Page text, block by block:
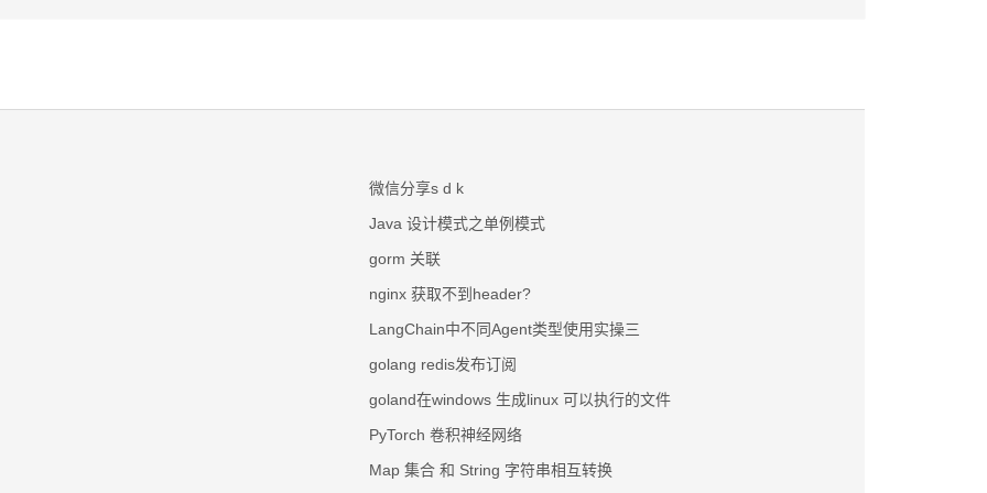
微信分享s d k
Java 设计模式之单例模式
gorm 关联
nginx 获取不到header?
LangChain中不同Agent类型使用实操三
golang redis发布订阅
goland在windows 生成linux 可以执行的文件
PyTorch 卷积神经网络
Map 集合 和 String 字符串相互转换